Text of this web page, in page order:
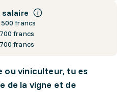
500 francs
francs
francs
ou viniculteur, tu es
de la vigne et de